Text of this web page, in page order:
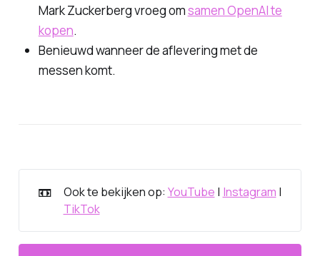
Mark Zuckerberg vroeg omsamen OpenAI te
kopen.
Benieuwd wanneer de aflevering met de
messen komt.
📼 Ook te bekijken op: YouTube | Instagram |
TikTok